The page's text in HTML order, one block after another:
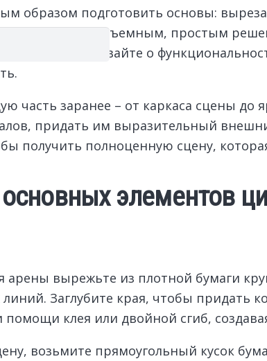
образом подготовить основы:
выглядел объемным, простым
клея. Не забывайте о
часть заранее – от каркаса сцены
придать им выразительный
получить полноценную сцену,
элементов
арены вырежьте из плотной бумаги
Заглубите края, чтобы придать
помощи клея или двойной сгиб,
возьмите прямоугольный кусок